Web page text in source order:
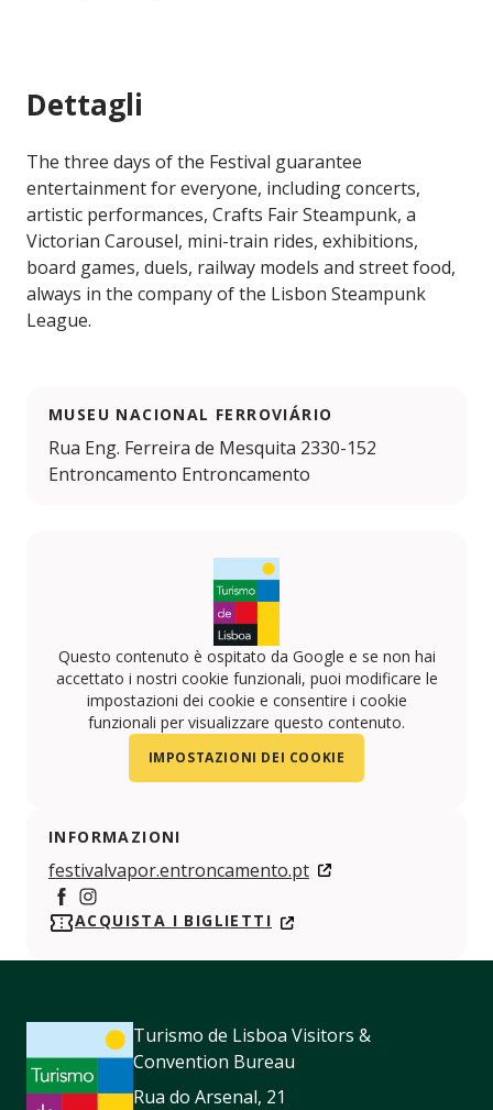
Dettagli
The three days of the Festival guarantee
entertainment for everyone, including concerts,
artistic performances, Crafts Fair Steampunk, a
Victorian Carousel, mini-train rides, exhibitions,
board games, duels, railway models and street food,
always in the company of the Lisbon Steampunk
League.
MUSEU NACIONAL FERROVIÁRIO
Rua Eng. Ferreira de Mesquita 2330-152
Entroncamento Entroncamento
Questo contenuto è ospitato da Google e se non hai
accettato i nostri cookie funzionali, puoi modificare le
impostazioni dei cookie e consentire i cookie
funzionali per visualizzare questo contenuto.
IMPOSTAZIONI DEI COOKIE
INFORMAZIONI
festivalvapor.entroncamento.pt
https://www.facebook.com/festivalvapor
https://www.instagram.com/
ACQUISTA I BIGLIETTI
Turismo de Lisboa Visitors &
Convention Bureau
Rua do Arsenal, 21